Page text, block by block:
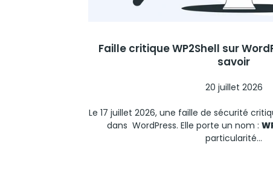
Faille critique WP2Shell sur
savoir
20 juillet 2026
Le 17 juillet 2026, une faille de sécurité
dans WordPress. Elle porte un nom :
particularité...